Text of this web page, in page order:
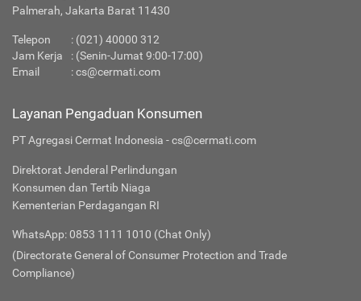
Palmerah, Jakarta Barat 11430
Telepon : (021) 40000 312
Jam Kerja
: (Senin-Jumat 9:00-17:00)
Email
:cs@cermati.com
Layanan Pengaduan Konsumen
PT Agregasi Cermat Indonesia - cs@cermati.com
Direktorat Jenderal Perlindungan
Konsumen dan Tertib Niaga
Kementerian Perdagangan RI
WhatsApp: 0853 1111 1010 (Chat Only)
(Directorate General of Consumer Protection and Trade
Compliance)